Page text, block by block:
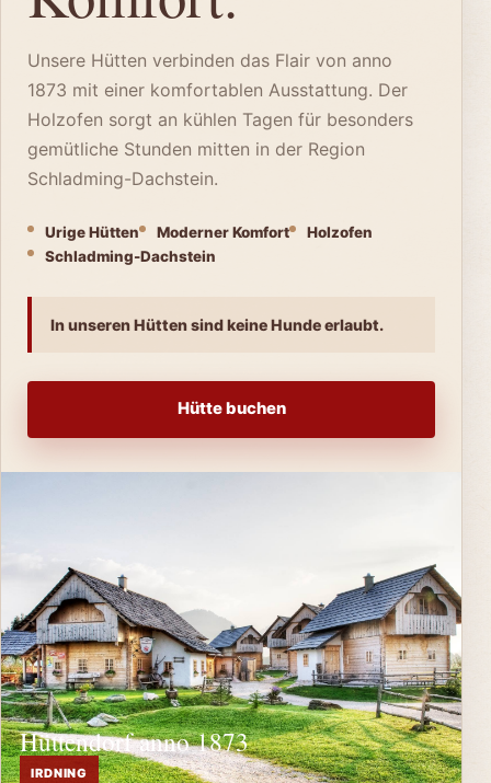
Unsere Hütten verbinden das Flair von anno
1873 mit einer komfortablen Ausstattung. Der
Holzofen sorgt an kühlen Tagen für besonders
gemütliche Stunden mitten in der Region
Schladming-Dachstein.
Urige Hütten Moderner Komfort
Holzofen
Schladming-Dachstein
In unseren Hütten sind keine Hunde erlaubt.
Hütte buchen
Hüttendorf anno 1873
IRDNING